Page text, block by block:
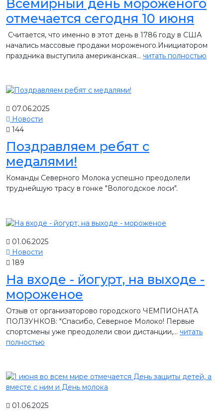
Всемирный день мороженого
отмечается сегодня 10 июня
Считается, что именно в этот день в 1786 году в США
начались массовые продажи мороженого.Инициатором
праздника выступила американская... читать полностью
07.06.2025
Новости
144
Поздравляем ребят с
медалями!
Команды Северного Молока успешно преодолели
труднейшую трасу в гонке "Вологодское лоси".
01.06.2025
Новости
189
На входе - йогурт, на выходе -
мороженое
Отзыв от организаторово городского ЧЕМПИОНАТА
ПОЛЗУНКОВ: "Спасибо, Северное Молоко! Первые
спортсмены уже преодолели свои дистанции,... читать
полностью
01.06.2025